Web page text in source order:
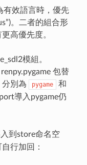
有效語言時，優先
。二者的組合形
高優先度。
模組。
包替
別為
pygame 和
導入pygame仍
到store命名空
行加回：